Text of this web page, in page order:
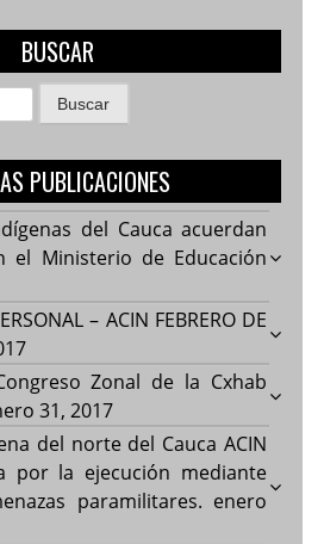
BUSCAR
PUBLICACIONES
del Cauca acuerdan
el Ministerio de Educación
– ACIN FEBRERO DE
Zonal de la Cxhab
31, 2017
del norte del Cauca ACIN
por la ejecución mediante
paramilitares. enero